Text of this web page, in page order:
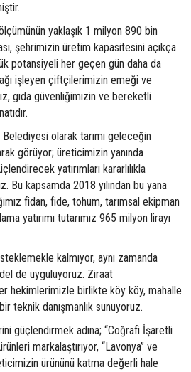
yaklaşık 1 milyon 890 bin
şehrimizin üretim kapasitesini açıkça
potansiyeli her geçen gün daha da
işleyen çiftçilerimizin emeği ve
gıda güvenliğimizin ve bereketli
olarak tarımı geleceğin
görüyor; üreticimizin yanında
yatırımları kararlılıkla
Bu kapsamda 2018 yılından bu yana
fidan, fide, tohum, tarımsal ekipman
yatırımı tutarımız 965 milyon lirayı
kalmıyor, aynı zamanda
de uyguluyoruz. Ziraat
hekimlerimizle birlikte köy köy, mahalle
teknik danışmanlık sunuyoruz.
güçlendirmek adına; “Coğrafi İşaretli
markalaştırıyor, “Lavonya” ve
ürününü katma değerli hale